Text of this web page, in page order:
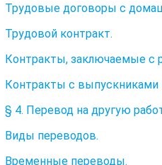
Трудовые договоры с
Трудовой контракт.
Контракты, заключаемые с
Контракты с выпускниками
§ 4. Перевод на другую
Виды переводов.
Временные переводы.